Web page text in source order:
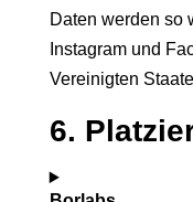
Daten werden so
Instagram und
Vereinigten
6.